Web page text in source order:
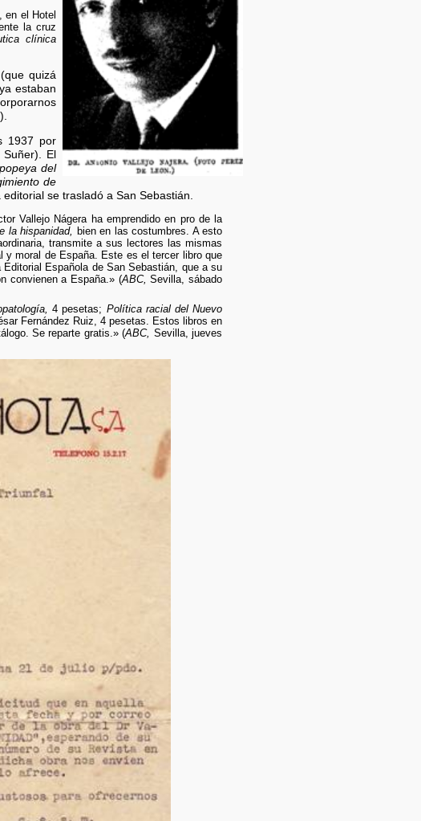
en el Hotel
la cruz
clínica
quizá
estaban
1937 por
Suñer). El
del
de
se trasladó a San Sebastián.
Vallejo Nágera ha emprendido en pro de la
la hispanidad,
bien en las costumbres. A esto
transmite a sus lectores las mismas
y moral de España. Este es el tercer libro que
Española de San Sebastián, que a su
convienen a España.» (ABC, Sevilla, sábado
4 pesetas; Política racial del Nuevo
Fernández Ruiz, 4 pesetas. Estos libros en
Se reparte gratis.» (ABC, Sevilla, jueves